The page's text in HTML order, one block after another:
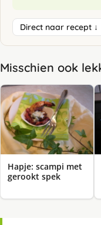
Direct naar recept ↓
Misschien ook
Hapje: scampi met
gerookt spek